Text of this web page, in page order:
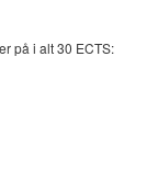
på i alt 30 ECTS: